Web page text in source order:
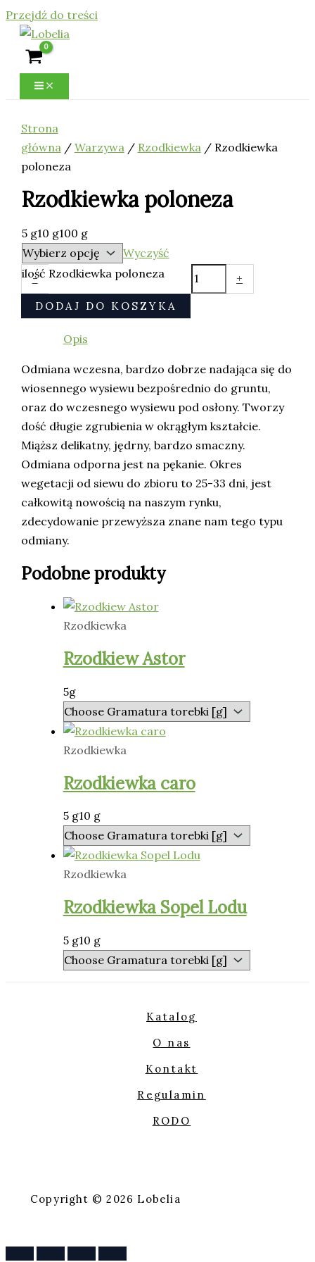
Przejdź do treści
Strona
główna / Warzywa / Rzodkiewka / Rzodkiewka
poloneza
Rzodkiewka poloneza
5 g10 g100 g
Wyczyść
-
ilość Rzodkiewka poloneza +
DODAJ DO KOSZYKA
Opis
Odmiana wczesna, bardzo dobrze nadająca się do
wiosennego wysiewu bezpośrednio do gruntu,
oraz do wczesnego wysiewu pod osłony. Tworzy
dość długie zgrubienia w okrągłym kształcie.
Miąższ delikatny, jędrny, bardzo smaczny.
Odmiana odporna jest na pękanie. Okres
wegetacji od siewu do zbioru to 25-33 dni, jest
całkowitą nowością na naszym rynku,
zdecydowanie przewyższa znane nam tego typu
odmiany.
Podobne produkty
Rzodkiewka
Rzodkiew Astor
5g
Rzodkiewka
Rzodkiewka caro
5 g10 g
Rzodkiewka
Rzodkiewka Sopel Lodu
5 g10 g
Katalog
O nas
Kontakt
Regulamin
RODO
Copyright © 2026 Lobelia